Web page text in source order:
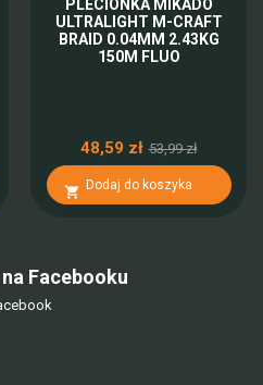
PLECIONKA MIKADO
ULTRALIGHT M-CRAFT
BRAID 0.04MM 2.43KG
150M FLUO
48,59 zł 53,99 zł
 Dodaj do koszyka
Facebooku